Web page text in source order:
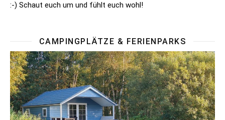
:-) Schaut euch um und fühlt euch wohl!
CAMPINGPLÄTZE & FERIENPARKS